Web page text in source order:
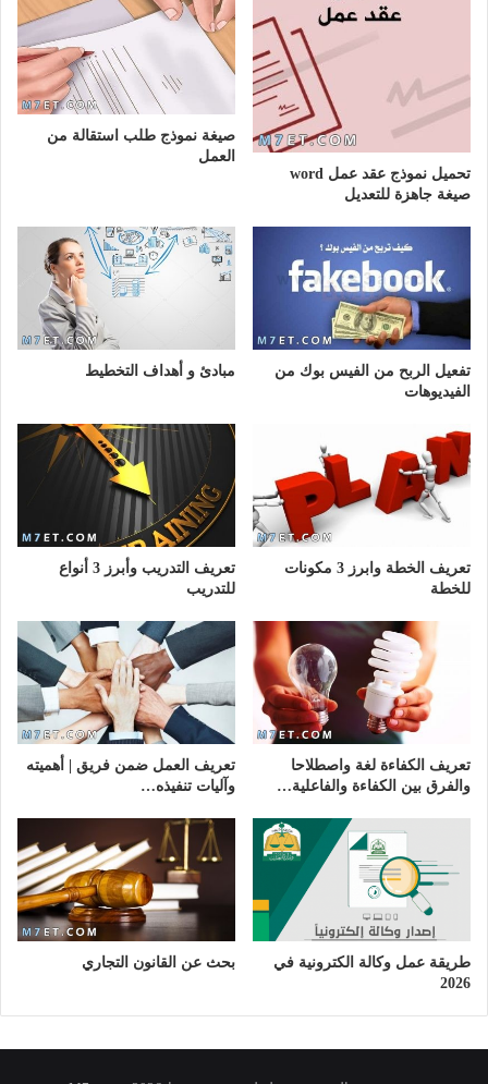
تحميل نموذج عقد عمل word
صيغة جاهزة للتعديل
صيغة نموذج طلب استقالة من
العمل
تفعيل الربح من الفيس بوك من
الفيديوهات
مبادئ و أهداف التخطيط
تعريف الخطة وابرز 3 مكونات
للخطة
تعريف التدريب وأبرز 3 أنواع
للتدريب
تعريف الكفاءة لغة واصطلاحا
والفرق بين الكفاءة والفاعلية…
تعريف العمل ضمن فريق | أهميته
وآليات تنفيذه…
طريقة عمل وكالة الكترونية في
2026
بحث عن القانون التجاري